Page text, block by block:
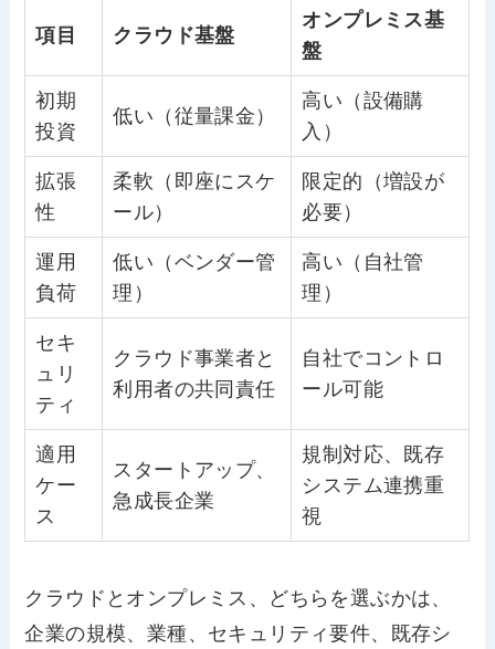
項目 クラウド基盤
オンプレミス基
盤
初期
投資
低い（従量課金）
高い（設備購
入）
拡張
性
柔軟（即座にスケ
ール）
限定的（増設が
必要）
運用
負荷
低い（ベンダー管
理）
高い（自社管
理）
セキ
ュリ
ティ
クラウド事業者と
利用者の共同責任
自社でコントロ
ール可能
適用
ケー
ス
スタートアップ、
急成長企業
規制対応、既存
システム連携重
視
クラウドとオンプレミス、どちらを選ぶかは、
企業の規模、業種、セキュリティ要件、既存シ